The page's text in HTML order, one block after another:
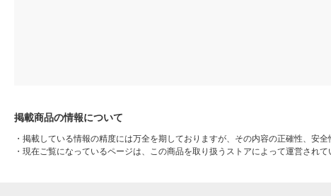
掲載商品の情報について
・ 掲載している情報の精度には万全を期しておりますが、その内容の正確性、安全
・ 現在ご覧になっているページは、この商品を取り扱うストアによって運営され